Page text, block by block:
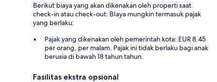
Berikut biaya yang akan dikenakan oleh properti saat
check-in atau check-out. BIaya mungkin termasuk pajak
yang berlaku:
Pajak yang dikenakan oleh pemerintah kota: EUR 8.45
per orang, per malam. Pajak ini tidak berlaku bagi anak
berusia di bawah 18 tahun tahun.
Fasilitas ekstra opsional